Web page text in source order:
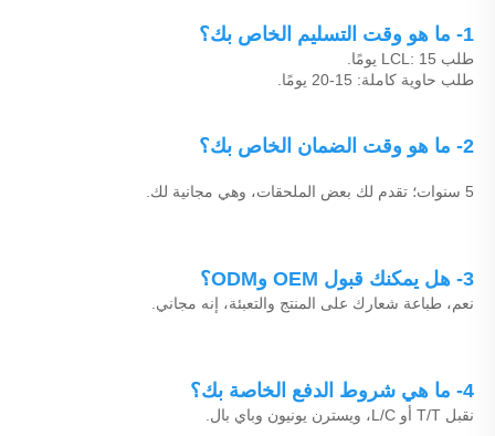
1- ما هو وقت التسليم الخاص بك؟
طلب LCL: 15 يومًا.
طلب حاوية كاملة: 15-20 يومًا.
2- ما هو وقت الضمان الخاص بك؟
5 سنوات؛ تقدم لك بعض الملحقات، وهي مجانية لك.
3- هل يمكنك قبول OEM وODM؟
نعم، طباعة شعارك على المنتج والتعبئة، إنه مجاني.
4- ما هي شروط الدفع الخاصة بك؟
نقبل T/T أو L/C، ويسترن يونيون وباي بال.